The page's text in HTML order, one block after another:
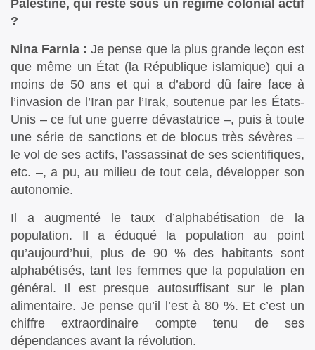
Palestine, qui reste sous un régime colonial actif
?
Nina Farnia : Je pense que la plus grande leçon est
que même un État (la République islamique) qui a
moins de 50 ans et qui a d’abord dû faire face à
l’invasion de l’Iran par l’Irak, soutenue par les États-
Unis – ce fut une guerre dévastatrice –, puis à toute
une série de sanctions et de blocus très sévères –
le vol de ses actifs, l’assassinat de ses scientifiques,
etc. –, a pu, au milieu de tout cela, développer son
autonomie.
Il a augmenté le taux d’alphabétisation de la
population. Il a éduqué la population au point
qu’aujourd’hui, plus de 90 % des habitants sont
alphabétisés, tant les femmes que la population en
général. Il est presque autosuffisant sur le plan
alimentaire. Je pense qu’il l’est à 80 %. Et c’est un
chiffre extraordinaire compte tenu de ses
dépendances avant la révolution.